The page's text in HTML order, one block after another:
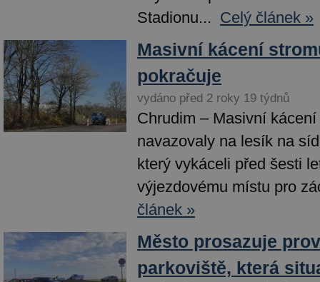
Stadionu... Celý článek »
Masivní kácení
pokračuje
vydáno před 2 roky 19 týdnů
Chrudim – Masivní
navazovaly na lesík na
který vykáceli před šesti
výjezdovému místu pro
článek »
Město prosazuje
parkoviště, která